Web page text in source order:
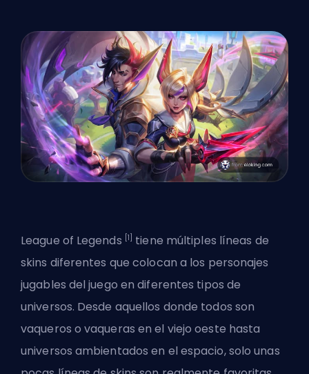
League of Legends [1] tiene múltiples líneas de
skins diferentes que colocan a los personajes
jugables del juego en diferentes tipos de
universos. Desde aquellos donde todos son
vaqueros o vaqueras en el viejo oeste hasta
universos ambientados en el espacio, solo unas